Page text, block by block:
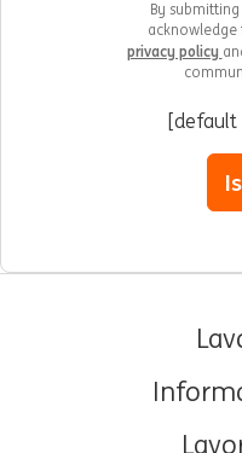
By
privacy policy
[default